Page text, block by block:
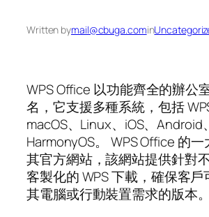
Written bymail@cbuga.comin
WPS Office 以功能齊全的辦公
名，它支援多種系統，包括
macOS、Linux、iOS、Android
HarmonyOS。 WPS Office 的
其官方網站，該網站提供針對
客製化的 WPS 下載，確保客
其電腦或行動裝置需求的版本。